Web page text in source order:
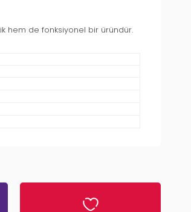
hem de fonksiyonel bir üründür.